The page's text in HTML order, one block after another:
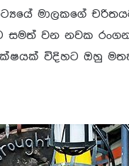
මාලකගේ
වන නවක
විදිහට ඔහු